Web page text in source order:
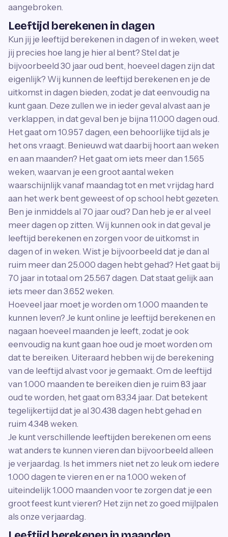
aangebroken.
Leeftijd berekenen in dagen
Kun jij je leeftijd berekenen in dagen of in weken, weet
jij precies hoe lang je hier al bent? Stel dat je
bijvoorbeeld 30 jaar oud bent, hoeveel dagen zijn dat
eigenlijk? Wij kunnen de leeftijd berekenen en je de
uitkomst in dagen bieden, zodat je dat eenvoudig na
kunt gaan. Deze zullen we in ieder geval alvast aan je
verklappen, in dat geval ben je bijna 11.000 dagen oud.
Het gaat om 10.957 dagen, een behoorlijke tijd als je
het ons vraagt. Benieuwd wat daarbij hoort aan weken
en aan maanden? Het gaat om iets meer dan 1.565
weken, waarvan je een groot aantal weken
waarschijnlijk vanaf maandag tot en met vrijdag hard
aan het werk bent geweest of op school hebt gezeten.
Ben je inmiddels al 70 jaar oud? Dan heb je er al veel
meer dagen op zitten. Wij kunnen ook in dat geval je
leeftijd berekenen en zorgen voor de uitkomst in
dagen of in weken. Wist je bijvoorbeeld dat je dan al
ruim meer dan 25.000 dagen hebt gehad? Het gaat bij
70 jaar in totaal om 25.567 dagen. Dat staat gelijk aan
iets meer dan 3.652 weken.
Hoeveel jaar moet je worden om 1.000 maanden te
kunnen leven? Je kunt online je leeftijd berekenen en
nagaan hoeveel maanden je leeft, zodat je ook
eenvoudig na kunt gaan hoe oud je moet worden om
dat te bereiken. Uiteraard hebben wij de berekening
van de leeftijd alvast voor je gemaakt. Om de leeftijd
van 1.000 maanden te bereiken dien je ruim 83 jaar
oud te worden, het gaat om 83,34 jaar. Dat betekent
tegelijkertijd dat je al 30.438 dagen hebt gehad en
ruim 4.348 weken.
Je kunt verschillende leeftijden berekenen om eens
wat anders te kunnen vieren dan bijvoorbeeld alleen
je verjaardag. Is het immers niet net zo leuk om iedere
1.000 dagen te vieren en er na 1.000 weken of
uiteindelijk 1.000 maanden voor te zorgen dat je een
groot feest kunt vieren? Het zijn net zo goed mijlpalen
als onze verjaardag.